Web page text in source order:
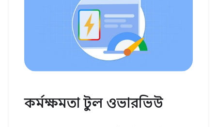
কর্মক্ষমতা টুল ওভারভিউ